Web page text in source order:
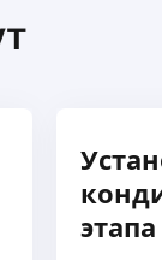
этапа